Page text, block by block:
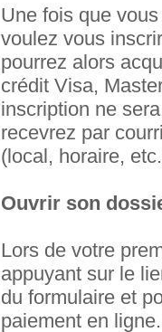
Une fois que
voulez vous
pourrez alors
crédit Visa,
inscription ne
recevrez par
(local, horaire,
Ouvrir son
Lors de votre
appuyant sur le
du formulaire et
paiement en ligne.